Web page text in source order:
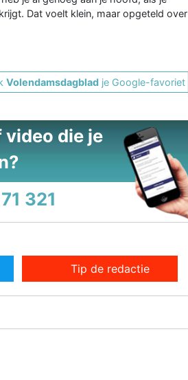
Dat voelt klein, maar opgeteld over
Volendamsdagblad je Google-favoriet
video die je
321
Tip de redactie